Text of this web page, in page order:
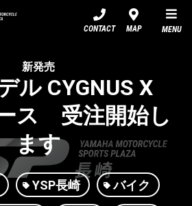
CONTACT MAP MENU
新発売
ル CYGNUS X
ス 受注開始し
ます
YSP長崎 バイク